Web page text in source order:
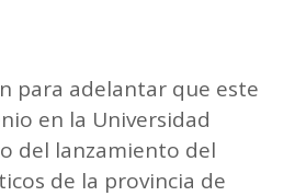
para adelantar que este
en la Universidad
del lanzamiento del
de la provincia de